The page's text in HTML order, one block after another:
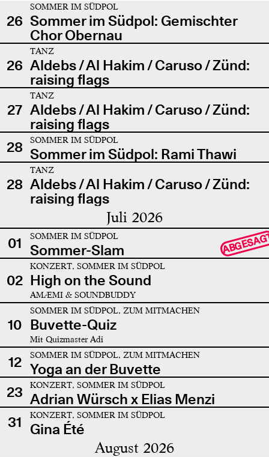
26
SOMMER IM SÜDPOL
Sommer im Südpol: Gemischter
Chor Obernau
26
TANZ
Aldebs / Al Hakim / Caruso / Zünd:
raising flags
27
TANZ
Aldebs / Al Hakim / Caruso / Zünd:
raising flags
28
SOMMER IM SÜDPOL
Sommer im Südpol: Rami Thawi
28
TANZ
Aldebs / Al Hakim / Caruso / Zünd:
raising flags
Juli 2026
01 SOMMER IM SÜDPOL
Sommer-Slam
02
KONZERT, SOMMER IM SÜDPOL
High on the Sound
AMÆMI & SOUNDBUDDY
10
SOMMER IM SÜDPOL, ZUM MITMACHEN
Buvette-Quiz
Mit Quizmaster Adi
12 SOMMER IM SÜDPOL, ZUM MITMACHEN
Yoga an der Buvette
23
KONZERT, SOMMER IM SÜDPOL
Adrian Würsch x Elias Menzi
31
KONZERT, SOMMER IM SÜDPOL
Gina Été
August 2026